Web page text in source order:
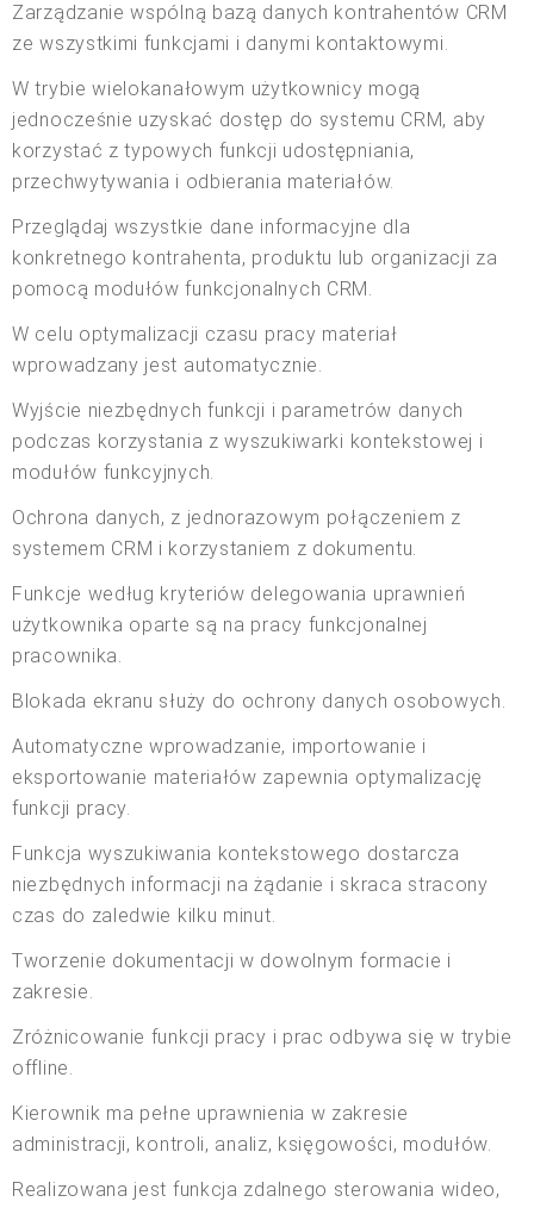
Zarządzanie wspólną bazą danych kontrahentów CRM
ze wszystkimi funkcjami i danymi kontaktowymi.
W trybie wielokanałowym użytkownicy mogą
jednocześnie uzyskać dostęp do systemu CRM, aby
korzystać z typowych funkcji udostępniania,
przechwytywania i odbierania materiałów.
Przeglądaj wszystkie dane informacyjne dla
konkretnego kontrahenta, produktu lub organizacji za
pomocą modułów funkcjonalnych CRM.
W celu optymalizacji czasu pracy materiał
wprowadzany jest automatycznie.
Wyjście niezbędnych funkcji i parametrów danych
podczas korzystania z wyszukiwarki kontekstowej i
modułów funkcyjnych.
Ochrona danych, z jednorazowym połączeniem z
systemem CRM i korzystaniem z dokumentu.
Funkcje według kryteriów delegowania uprawnień
użytkownika oparte są na pracy funkcjonalnej
pracownika.
Blokada ekranu służy do ochrony danych osobowych.
Automatyczne wprowadzanie, importowanie i
eksportowanie materiałów zapewnia optymalizację
funkcji pracy.
Funkcja wyszukiwania kontekstowego dostarcza
niezbędnych informacji na żądanie i skraca stracony
czas do zaledwie kilku minut.
Tworzenie dokumentacji w dowolnym formacie i
zakresie.
Zróżnicowanie funkcji pracy i prac odbywa się w trybie
offline.
Kierownik ma pełne uprawnienia w zakresie
administracji, kontroli, analiz, księgowości, modułów.
Realizowana jest funkcja zdalnego sterowania wideo,